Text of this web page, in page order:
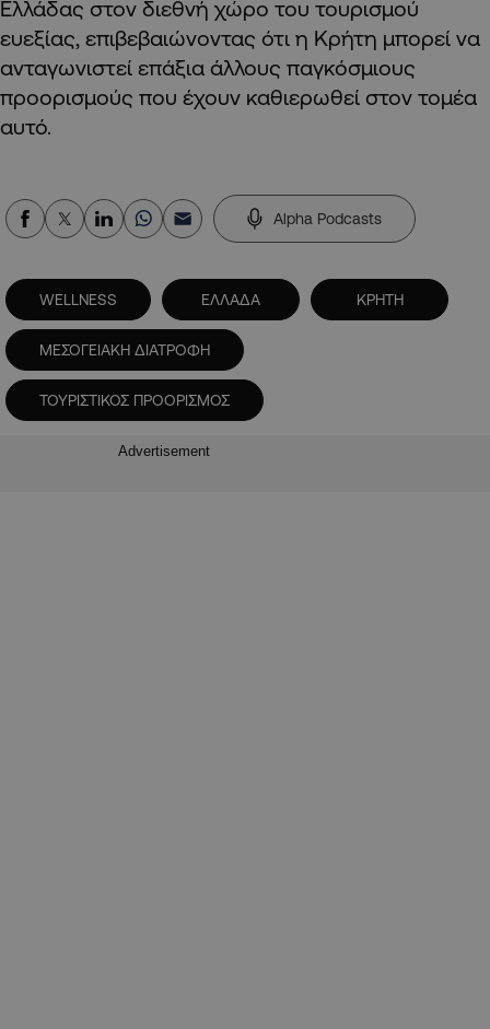
Ελλάδας στον διεθνή χώρο του τουρισμού
ευεξίας, επιβεβαιώνοντας ότι η Κρήτη μπορεί να
ανταγωνιστεί επάξια άλλους παγκόσμιους
προορισμούς που έχουν καθιερωθεί στον τομέα
αυτό.
Alpha Podcasts
WELLNESS ΕΛΛΑΔΑ ΚΡΗΤΗ
ΜΕΣΟΓΕΙΑΚΗ ΔΙΑΤΡΟΦΗ
ΤΟΥΡΙΣΤΙΚΟΣ ΠΡΟΟΡΙΣΜΟΣ
Advertisement